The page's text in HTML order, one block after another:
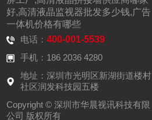
好,高清液晶监视器批发多少钱,广告
一体机价格有哪些
电话：400-001-5539
手机：186 2036 4280
地址：深圳市光明区新湖街道楼村
社区润发科技园五楼
Copyright © 深圳市华晨视讯科技有限
公司 版权所有